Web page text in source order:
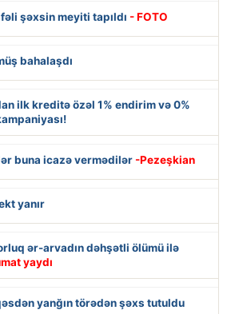
şəxsin meyiti tapıldı - FOTO
bahalaşdı
ilk kreditə özəl 1% endirim və 0%
buna icazə vermədilər -Pezeşkian
yanır
ər-arvadın dəhşətli ölümü ilə
yaydı
yanğın törədən şəxs tutuldu